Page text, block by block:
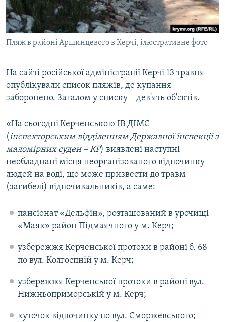
ВІДЕОУРОКИ «ELIFBE»
СВІДЧЕННЯ ОКУПАЦІЇ
УКРАЇНСЬКА ПРОБЛЕМА КРИМУ
Русский
Qırımtatar
Пляж в районі Аршинцевого в Керчі, ілюстративне фото
На сайті російської адміністрації Керчі 13 травня
опублікували список пляжів, де купання
заборонено. Загалом у списку – дев'ять об'єктів.
«На сьогодні Керченською ІВ ДІМС
(інспекторським відділенням Державної інспекції з
маломірних суден – КР) виявлені наступні
необладнані місця неорганізованого відпочинку
людей на воді, що може призвести до травм
(загибелі) відпочивальників, а саме:
пансіонат «Дельфін», розташований в урочищі
«Маяк» район Підмаячного у м. Керч;
узбережжя Керченської протоки в районі б. 68
по вул. Колгоспній у м. Керч;
узбережжя Керченської протоки в районі вул.
Нижньоприморській у м. Керч;
куточок відпочинку по вул. Сморжевського;